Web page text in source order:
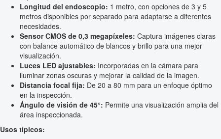
Longitud del endoscopio: 1 metro, con opciones de 3 y 5
metros disponibles por separado para adaptarse a diferentes
necesidades.
Sensor CMOS de 0,3 megapíxeles: Captura imágenes claras
con balance automático de blancos y brillo para una mejor
visualización.
Luces LED ajustables: Incorporadas en la cámara para
iluminar zonas oscuras y mejorar la calidad de la imagen.
Distancia focal fija: De 20 a 80 mm para un enfoque óptimo
en la inspección.
Ángulo de visión de 45°: Permite una visualización amplia del
área inspeccionada.
Usos típicos: